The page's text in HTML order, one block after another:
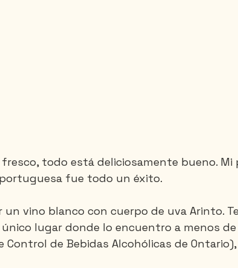
todo está deliciosamente bueno.
fue todo un éxito.
un vino blanco con cuerpo de uva Arinto.
único lugar donde lo encuentro a menos
Control de Bebidas Alcohólicas de